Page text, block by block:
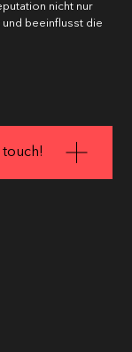
nicht nur
beeinflusst die